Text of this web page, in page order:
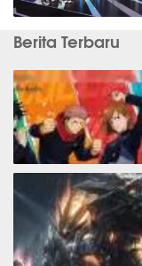
Berita Terbaru